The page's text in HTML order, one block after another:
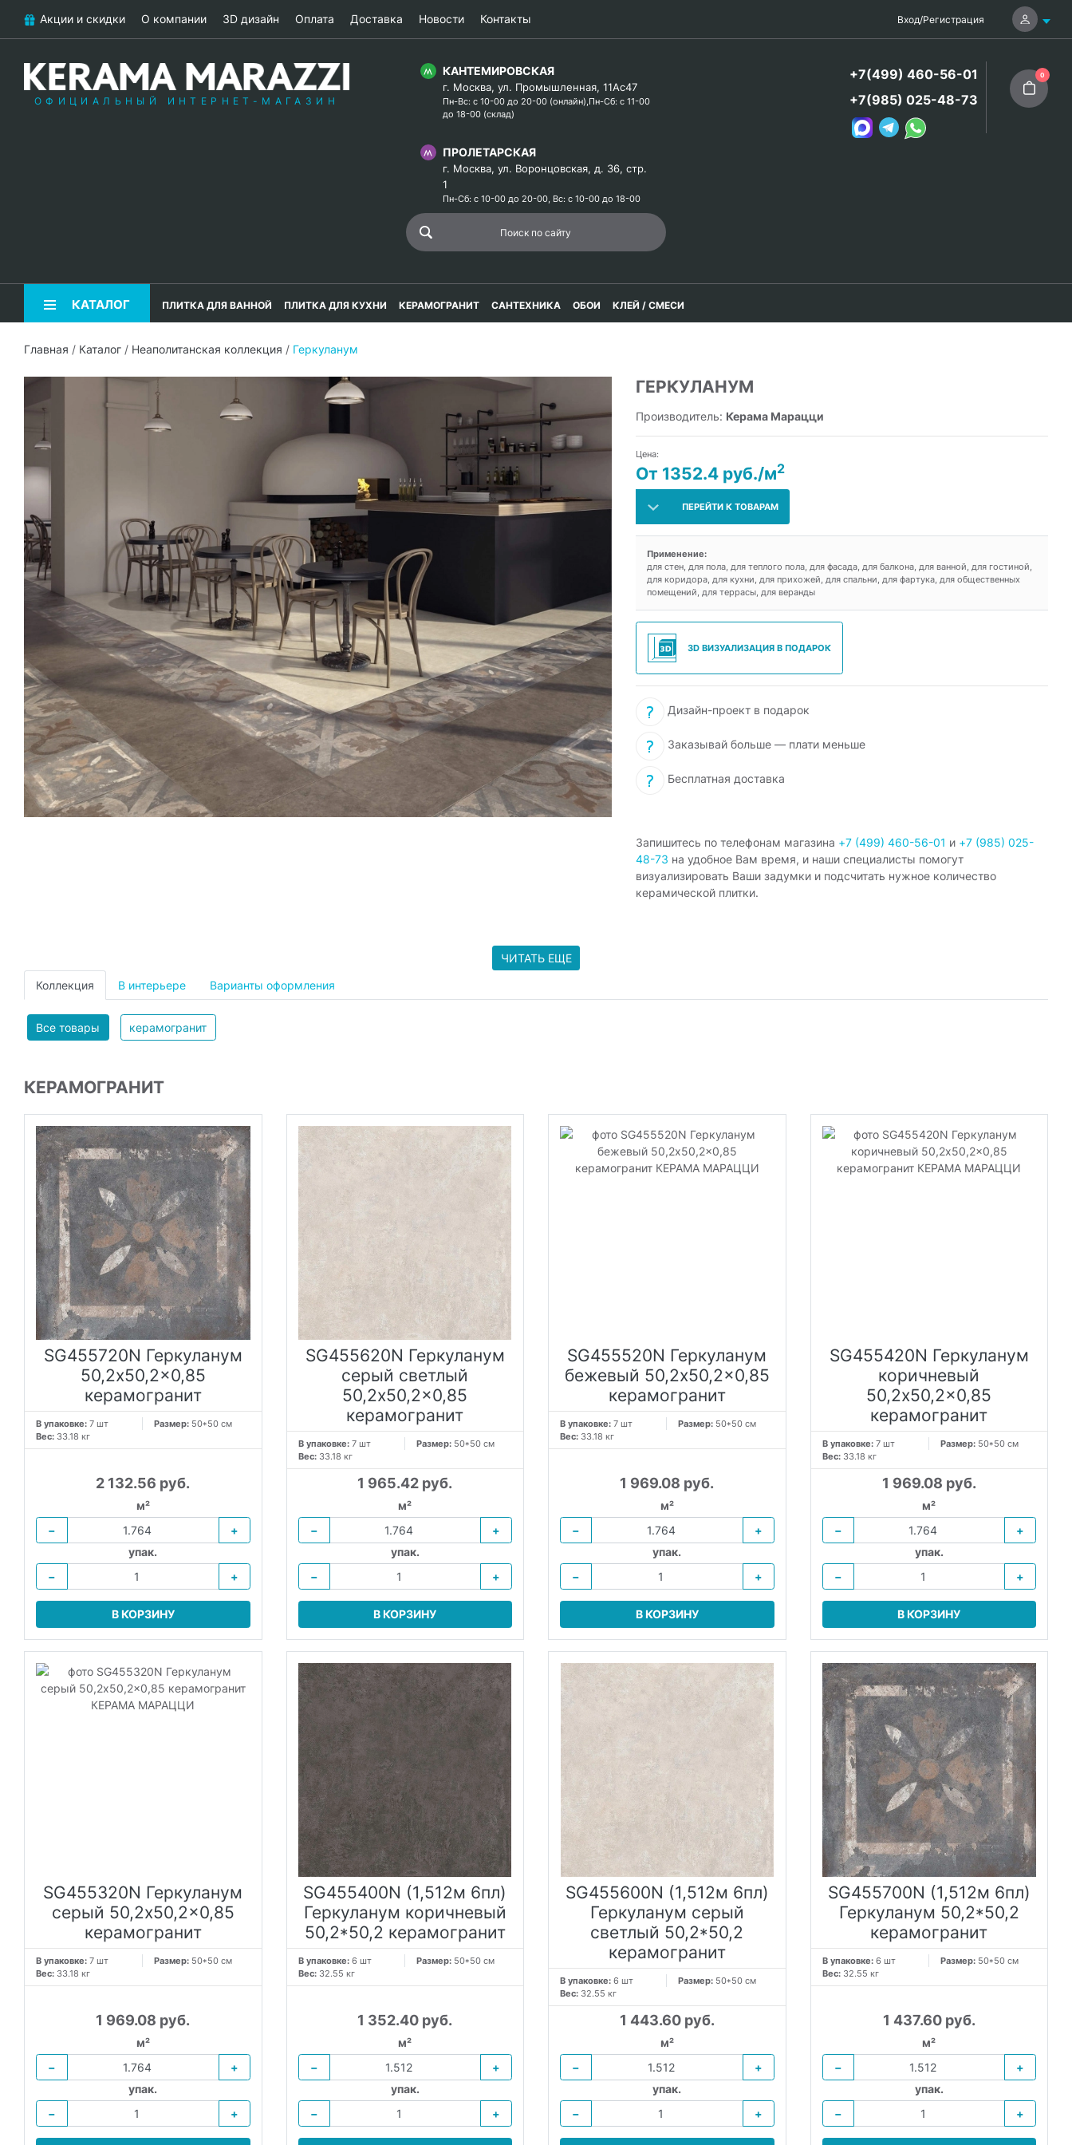
Акции и скидки О компании 3D дизайн Оплата Доставка Новости Контакты Вход/Регистрация
ОФИЦИАЛЬНЫЙ ИНТЕРНЕТ-МАГАЗИН
КАНТЕМИРОВСКАЯ
г. Москва, ул. Промышленная, 11Ас47
Пн-Вс: с 10-00 до 20-00 (онлайн),Пн-Сб: с 11-00
до 18-00 (склад)
ПРОЛЕТАРСКАЯ
г. Москва, ул. Воронцовская, д. 36, стр.
1
Пн-Сб: с 10-00 до 20-00, Вс: с 10-00 до 18-00
+7(499) 460-56-01
+7(985) 025-48-73
0
КАТАЛОГ ПЛИТКА ДЛЯ ВАННОЙ ПЛИТКА ДЛЯ КУХНИ КЕРАМОГРАНИТ САНТЕХНИКА ОБОИ КЛЕЙ / СМЕСИ
Главная / Каталог / Неаполитанская коллекция / Геркуланум
ГЕРКУЛАНУМ
Производитель: Керама Марацци
Цена:
От 1352.4 руб./м2
ПЕРЕЙТИ К ТОВАРАМ
Применение:
для стен, для пола, для теплого пола, для фасада, для балкона, для ванной, для гостиной,
для коридора, для кухни, для прихожей, для спальни, для фартука, для общественных
помещений, для террасы, для веранды
3D ВИЗУАЛИЗАЦИЯ В ПОДАРОК
Дизайн-проект в подарок
Заказывай больше — плати меньше
Бесплатная доставка
Запишитесь по телефонам магазина +7 (499) 460-56-01 и +7 (985) 025-
48-73 на удобное Вам время, и наши специалисты помогут
визуализировать Ваши задумки и подсчитать нужное количество
керамической плитки.
ЧИТАТЬ ЕЩЕ
Коллекция В интерьере Варианты оформления
Все товары керамогранит
КЕРАМОГРАНИТ
SG455720N Геркуланум
50,2x50,2x0,85
керамогранит
В упаковке: 7 шт Размер: 50*50 см
Вес: 33.18 кг
2 132.56 руб.
м²
−
+
упак.
−
+
В КОРЗИНУ
SG455620N Геркуланум
серый светлый
50,2x50,2x0,85
керамогранит
В упаковке:7 шт Размер: 50*50 см
Вес: 33.18 кг
1 965.42 руб.
м²
−
+
упак.
−
+
В КОРЗИНУ
SG455520N Геркуланум
бежевый 50,2x50,2x0,85
керамогранит
В упаковке: 7 шт Размер: 50*50 см
Вес: 33.18 кг
1 969.08 руб.
м²
−
+
упак.
−
+
В КОРЗИНУ
SG455420N Геркуланум
коричневый
50,2x50,2x0,85
керамогранит
В упаковке:7 шт Размер: 50*50 см
Вес: 33.18 кг
1 969.08 руб.
м²
−
+
упак.
−
+
В КОРЗИНУ
SG455320N Геркуланум
серый 50,2x50,2x0,85
керамогранит
В упаковке: 7 шт Размер: 50*50 см
Вес: 33.18 кг
1 969.08 руб.
м²
−
+
упак.
−
+
SG455400N (1,512м 6пл)
Геркуланум коричневый
50,2*50,2 керамогранит
В упаковке:6 шт Размер: 50*50 см
Вес: 32.55 кг
1 352.40 руб.
м²
−
+
упак.
−
+
SG455600N (1,512м 6пл)
Геркуланум серый
светлый 50,2*50,2
керамогранит
В упаковке: 6 шт Размер: 50*50 см
Вес: 32.55 кг
1 443.60 руб.
м²
−
+
упак.
−
+
SG455700N (1,512м 6пл)
Геркуланум 50,2*50,2
керамогранит
В упаковке:6 шт Размер: 50*50 см
Вес: 32.55 кг
1 437.60 руб.
м²
−
+
упак.
−
+